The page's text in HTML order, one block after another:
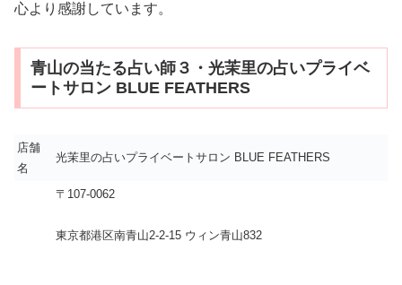
心より感謝しています。
青山の当たる占い師３・光茉里の占いプライベ
ートサロン BLUE FEATHERS
店舗
名
光茉里の占いプライベートサロン BLUE FEATHERS
〒107-0062
東京都港区南青山2-2-15 ウィン青山832